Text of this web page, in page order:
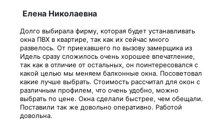
Елена Николаевна
Долго выбирала фирму, которая будет устанавливать
окна ПВХ в квартире, так как их сейчас много
развелось. От приехавшего по вызову замерщика из
Идель сразу сложилось очень хорошее впечатление,
так как в отличие от остальных, он поинтересовался с
какой целью мы меняем балконные окна. Посоветовал
какие лучше выбрать. Стоимость рассчитал для окон с
различным профилем, что очень удобно, можно
выбрать по цене. Окна сделали быстрее, чем обещали.
Поставили так же довольно оперативно. Работой
довольна.